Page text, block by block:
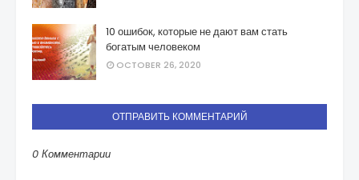
10 ошибок, которые не дают вам стать
богатым человеком
OCTOBER 26, 2020
ОТПРАВИТЬ КОММЕНТАРИЙ
0 Комментарии